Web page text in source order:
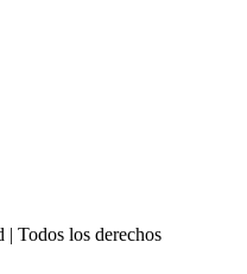
Todos los derechos